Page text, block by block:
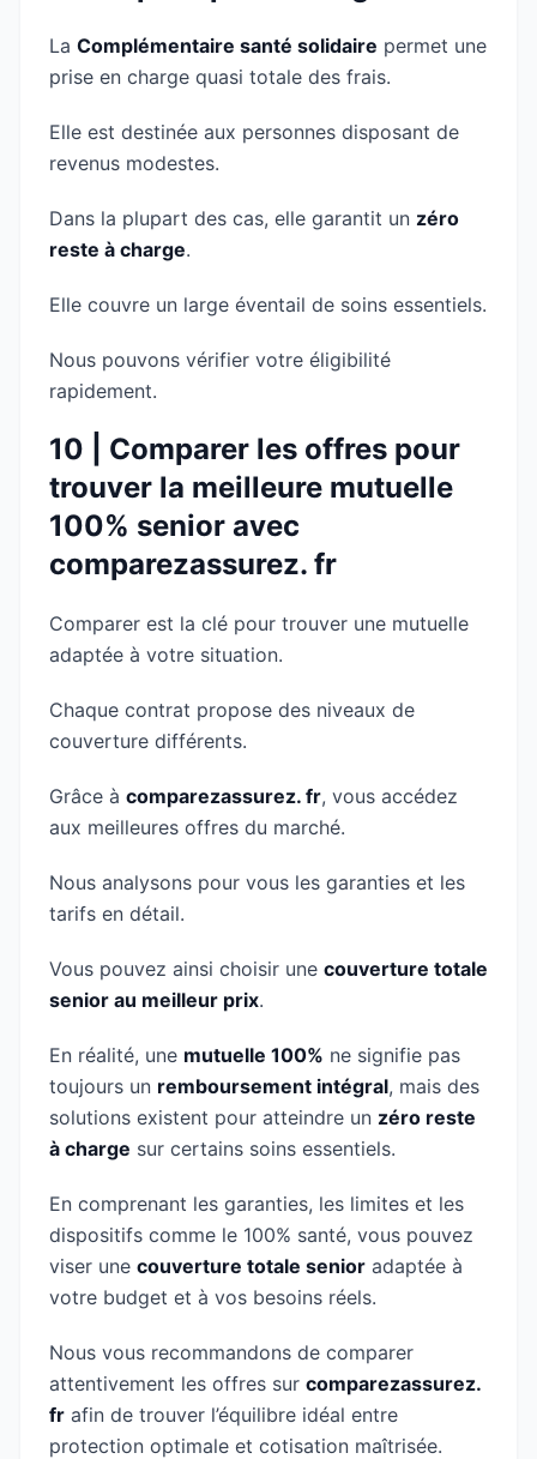
La Complémentaire santé solidaire permet une
prise en charge quasi totale des frais.
Elle est destinée aux personnes disposant de
revenus modestes.
Dans la plupart des cas, elle garantit un zéro
reste à charge.
Elle couvre un large éventail de soins essentiels.
Nous pouvons vérifier votre éligibilité
rapidement.
10 | Comparer les offres pour
trouver la meilleure mutuelle
100% senior avec
comparezassurez. fr
Comparer est la clé pour trouver une mutuelle
adaptée à votre situation.
Chaque contrat propose des niveaux de
couverture différents.
Grâce à comparezassurez. fr, vous accédez
aux meilleures offres du marché.
Nous analysons pour vous les garanties et les
tarifs en détail.
Vous pouvez ainsi choisir une couverture totale
senior au meilleur prix.
En réalité, une mutuelle 100% ne signifie pas
toujours un remboursement intégral, mais des
solutions existent pour atteindre un zéro reste
à charge sur certains soins essentiels.
En comprenant les garanties, les limites et les
dispositifs comme le 100% santé, vous pouvez
viser une couverture totale senior adaptée à
votre budget et à vos besoins réels.
Nous vous recommandons de comparer
attentivement les offres sur comparezassurez.
fr afin de trouver l’équilibre idéal entre
protection optimale et cotisation maîtrisée.